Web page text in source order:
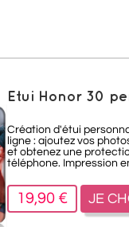
Etui Honor 30
Création d'étui
ligne : ajoutez vos
et obtenez une
téléphone. Impression
19,90 € JE